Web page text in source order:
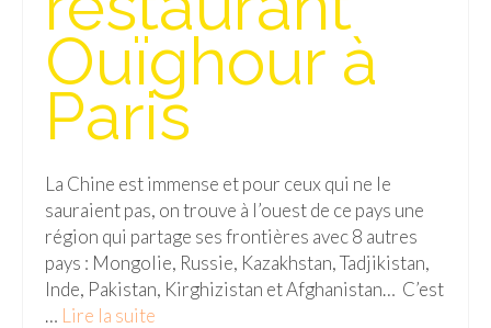
Chili
Paraguay
Pérou
Machu Picchu
ASIE
Chine
Ouïghour à
Paris
La Chine est immense et pour ceux qui ne le
sauraient pas, on trouve à l’ouest de ce pays une
région qui partage ses frontières avec 8 autres
pays : Mongolie, Russie, Kazakhstan, Tadjikistan,
Inde, Pakistan, Kirghizistan et Afghanistan… C’est
… Lire la suite­­